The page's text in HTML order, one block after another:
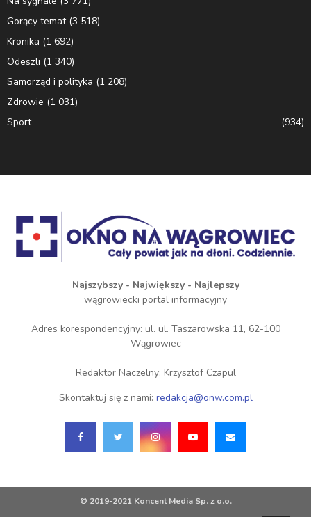
Gorący temat(3 518)
Kronika (1 692)
Odeszli (1 340)
Samorząd i polityka (1 208)
Zdrowie (1 031)
Sport
(934)
Najszybszy - Największy - Najlepszy
wągrowiecki portal informacyjny
Adres korespondencyjny: ul. ul. Taszarowska 11, 62-100
Wągrowiec
Redaktor Naczelny: Krzysztof Czapul
Skontaktuj się z nami: redakcja@onw.com.pl
© 2019-2021 Koncent Media Sp. z o.o.